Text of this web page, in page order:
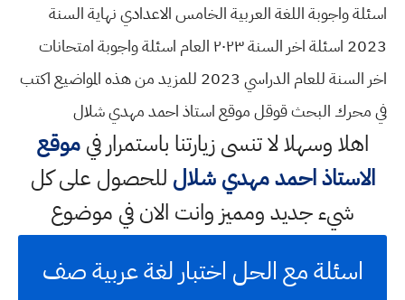
اسئلة واجوبة اللغة العربية الخامس الاعدادي نهاية السنة
2023 اسئلة اخر السنة ٢٠٢٣ العام اسئلة واجوبة امتحانات
اخر السنة للعام الدراسي 2023 للمزيد من هذه المواضيع اكتب
في محرك البحث قوقل موقع استاذ احمد مهدي شلال
اهلا وسهلالا تنسى زيارتنا باستمرار فيموقع
الاستاذ احمد مهدي شلال للحصول على كل
شيء جديد ومميز وانت الان في موضوع
اسئلة مع الحل اختبار لغة عربية صف